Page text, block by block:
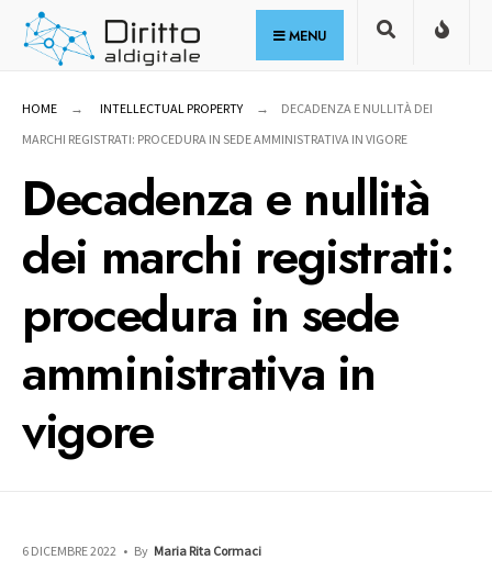
Skip
MENU
HOME INTELLECTUAL PROPERTY
DECADENZA E NULLITÀ DEI
MARCHI REGISTRATI: PROCEDURA IN SEDE AMMINISTRATIVA IN VIGORE
Decadenza e nullità
dei marchi registrati:
procedura in sede
amministrativa in
vigore
6 DICEMBRE 2022 • By Maria Rita Cormaci